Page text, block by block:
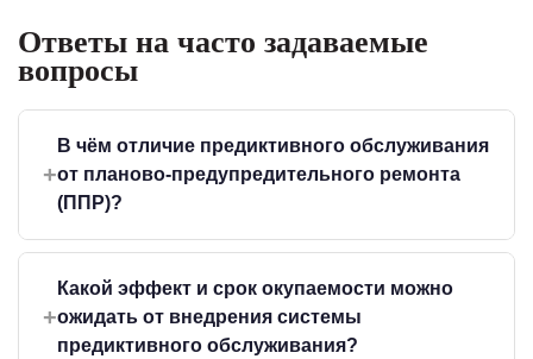
Ответы на часто задаваемые
вопросы
+
В чём отличие предиктивного обслуживания
от планово-предупредительного ремонта
(ППР)?
ППР проводится по календарному графику,
циклам или счётчику моточасов. При таком
подходе деталь может быть заменена раньше
фактической выработки ресурса, а отказ может
+
Какой эффект и срок окупаемости можно
ожидать от внедрения системы
предиктивного обслуживания?